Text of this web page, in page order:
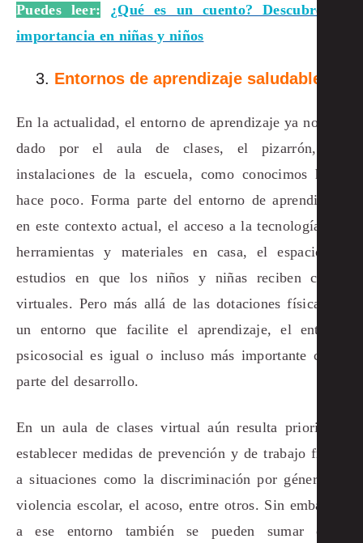
Puedes leer:
¿Qué es un cuento? Descubre su
importancia en niñas y niños
Entornos de aprendizaje saludables
En la actualidad, el entorno de aprendizaje ya no está
dado por el aula de clases, el pizarrón, las
instalaciones de la escuela, como conocimos hasta
hace poco. Forma parte del entorno de aprendizaje,
en este contexto actual, el acceso a la tecnología, las
herramientas y materiales en casa, el espacio de
estudios en que los niños y niñas reciben clases
virtuales. Pero más allá de las dotaciones físicas de
un entorno que facilite el aprendizaje, el entorno
psicosocial es igual o incluso más importante como
parte del desarrollo.
En un aula de clases virtual aún resulta prioritario
establecer medidas de prevención y de trabajo frente
a situaciones como la discriminación por género, la
violencia escolar, el acoso, entre otros. Sin embargo,
a ese entorno también se pueden sumar otros